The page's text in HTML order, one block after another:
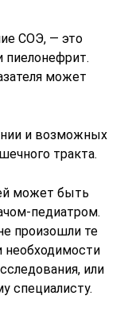
СОЭ, — это
пиелонефрит.
может
и возможных
тракта.
может быть
педиатром.
произошли те
необходимости
или
специалисту.